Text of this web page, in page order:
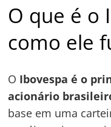
O que é o
como ele
O Ibovespa é o
acionário
base em uma